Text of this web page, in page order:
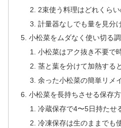
2束使う料理はどれくら
計量器なしでも量を見分
小松菜をムダなく使い切る
小松菜はアク抜き不要で
茎と葉を分けて加熱する
余った小松菜の簡単リメ
小松菜を長持ちさせる保存
冷蔵保存で4〜5日持たせ
冷凍保存は生のままでも